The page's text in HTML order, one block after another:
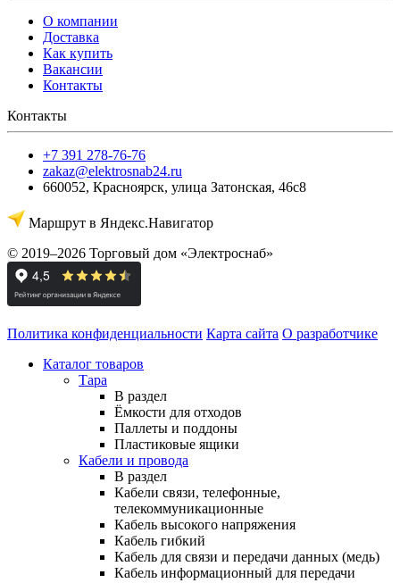
О компании
Доставка
Как купить
Вакансии
Контакты
Контакты
+7 391 278-76-76
zakaz@elektrosnab24.ru
660052, Красноярск, улица Затонская, 46с8
Маршрут в Яндекс.Навигатор
© 2019–2026 Торговый дом «Электроснаб»
Политика конфиденциальности Карта сайта О разработчике
Каталог товаров
Тара
В раздел
Ёмкости для отходов
Паллеты и поддоны
Пластиковые ящики
Кабели и провода
В раздел
Кабели связи, телефонные,
телекоммуникационные
Кабель высокого напряжения
Кабель гибкий
Кабель для связи и передачи данных (медь)
Кабель информационный для передачи